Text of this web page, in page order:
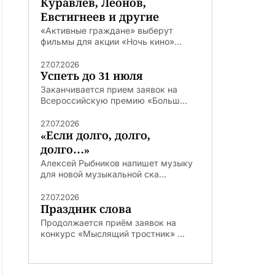
Евстигнеев и другие
«Активные граждане» выберут
фильмы для акции «Ночь кино»...
27.07.2026
Успеть до 31 июля
Заканчивается прием заявок на
Всероссийскую премию «Больш...
27.07.2026
«Если долго, долго,
долго…»
Алексей Рыбников напишет музыку
для новой музыкальной ска...
27.07.2026
Продолжается приём заявок на
конкурс «Мыслящий тростник» ...